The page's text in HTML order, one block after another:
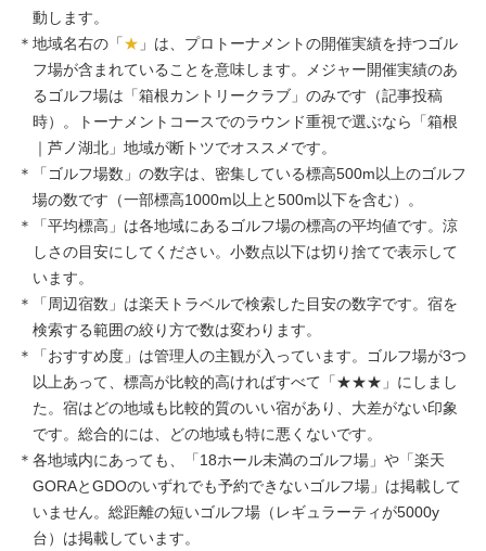
動します。
＊地域名右の「 ★ 」は、プロトーナメントの開催実績を持つゴル
フ場が含まれていることを意味します。メジャー開催実績のあ
るゴルフ場は「箱根カントリークラブ」のみです（記事投稿
時）。トーナメントコースでのラウンド重視で選ぶなら「箱根
｜芦ノ湖北」地域が断トツでオススメです。
＊「ゴルフ場数」の数字は、密集している標高500m以上のゴルフ
場の数です（一部標高1000m以上と500m以下を含む）。
＊「平均標高」は各地域にあるゴルフ場の標高の平均値です。涼
しさの目安にしてください。小数点以下は切り捨てで表示して
います。
＊「周辺宿数」は楽天トラベルで検索した目安の数字です。宿を
検索する範囲の絞り方で数は変わります。
＊「おすすめ度」は管理人の主観が入っています。ゴルフ場が3つ
以上あって、標高が比較的高ければすべて「★★★」にしまし
た。宿はどの地域も比較的質のいい宿があり、大差がない印象
です。総合的には、どの地域も特に悪くないです。
＊各地域内にあっても、「18ホール未満のゴルフ場」や「楽天
GORAとGDOのいずれでも予約できないゴルフ場」は掲載して
いません。総距離の短いゴルフ場（レギュラーティが5000y
台）は掲載しています。